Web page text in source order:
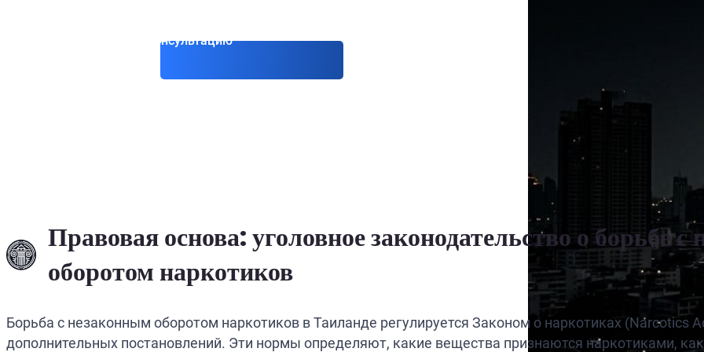
Получить консультацию
Правовая основа: уголовное законодательство о борьбе
оборотом наркотиков
Борьба с незаконным оборотом наркотиков в Таиланде регулируется Законом о наркотиках (Narcotics
дополнительных постановлений. Эти нормы определяют, какие вещества признаются наркотиками,